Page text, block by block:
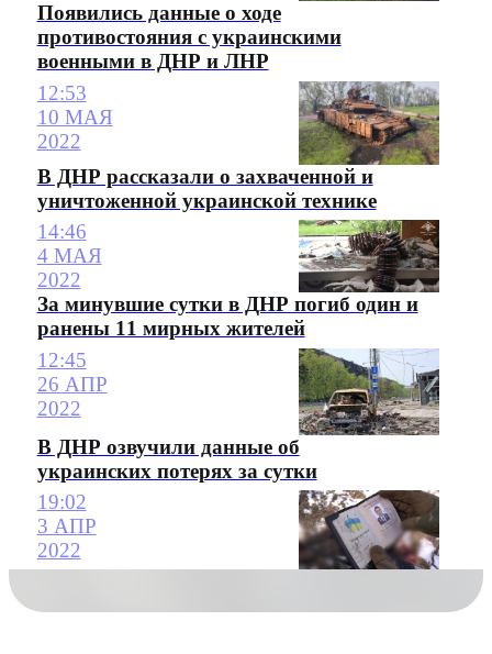
Появились данные о ходе
противостояния с украинскими
военными в ДНР и ЛНР
12:53
10 МАЯ
2022
В ДНР рассказали о захваченной и
уничтоженной украинской технике
14:46
4 МАЯ
2022
За минувшие сутки в ДНР погиб один и
ранены 11 мирных жителей
12:45
26 АПР
2022
В ДНР озвучили данные об
украинских потерях за сутки
19:02
3 АПР
2022